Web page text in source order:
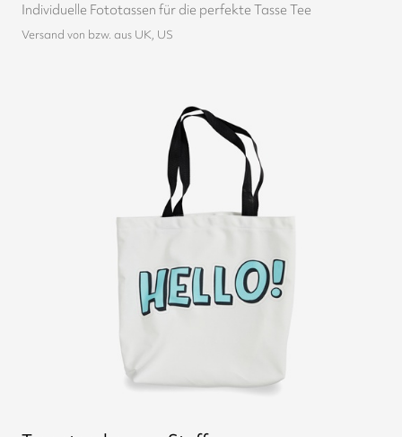
Individuelle Fototassen für die perfekte Tasse Tee
Versand von bzw. aus UK, US